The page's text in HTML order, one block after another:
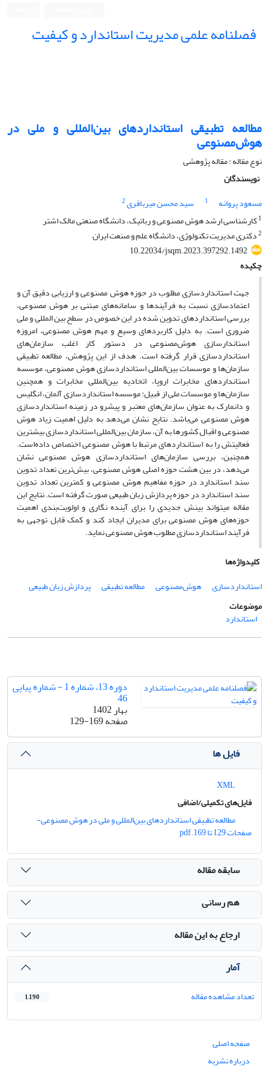
فصلنامه علمی مدیریت استاندارد و کیفیت
مطالعه تطبیقی استانداردهای بین‌المللی و ملی در
هوش‌مصنوعی
نوع مقاله : مقاله پژوهشی
نویسندگان
مسعود پروانه
1 سید محسن میرباقری2
1کارشناسی ارشد هوش مصنوعی و رباتیک، دانشگاه صنعتی مالک اشتر
2دکتری مدیریت تکنولوژی، دانشگاه علم و صنعت ایران
10.22034/jsqm.2023.397292.1492
چکیده
جهت استانداردسازی مطلوب در حوزه هوش مصنوعی و ارزیابی دقیق آن و
اعتمادسازی نسبت به فرآیندها و سامانه‌های مبتنی بر هوش مصنوعی،
بررسی استانداردهای تدوین شده در این خصوص در سطح بین المللی و ملی
ضروری است. به دلیل کاربردهای وسیع و مهم هوش مصنوعی، امروزه
استاندارسازی هوش‌مصنوعی در دستور کار اغلب سازمان‌های
استانداردسازی قرار گرفته است. هدف از این پژوهش، مطالعه تطبیقی
سازمان‌ها و موسسات بین‌المللی استانداردسازی هوش مصنوعی، موسسه
استانداردهای مخابرات اروپا، اتحادیه بین‌المللی مخابرات و همچنین
سازمان‌ها و موسسات ملی از قبیل: موسسه استانداردسازی آلمان، انگلیس
و دانمارک به عنوان سازمان‌های معتبر و پیشرو در زمینه استانداردسازی
هوش مصنوعی می‌باشد. نتایح نشان می‌دهد به دلیل اهمیت زیاد هوش
مصنوعی و اقبال کشورها به آن، سازمان بین‌المللی استانداردسازی بیشترین
فعالیتش را به استانداردهای مرتبط با هوش مصنوعی اختصاص داده‌است.
همچنین، بررسی سازمان‌های استانداردسازی هوش مصنوعی نشان
می‌دهد، در بین هشت حوزه اصلی هوش مصنوعی، بیش‌ترین تعداد تدوین
سند استاندارد در حوزه مفاهیم هوش مصنوعی و کمترین تعداد تدوین
سند استاندارد در حوزه‌ پردازش زبان طبیعی صورت گرفته است. نتایج این
مقاله میتواند بینش جدیدی را برای آینده نگاری و اولویت‌بندی اهمیت
حوزه‌های هوش مصنوعی برای مدیران ایجاد کند و کمک قابل توجهی به
فرآیند استانداردسازی مطلوب هوش مصنوعی نماید.
کلیدواژه‌ها
استانداردسازی
هوش‌مصنوعی مطالعه تطبیقی
پردازش زبان طبیعی
موضوعات
استاندارد
دوره 13، شماره 1 - شماره پیاپی
46
بهار 1402
صفحه129-169
فایل ها
فایل‌های تکمیلی/اضافی
مطالعه تطبیقی استانداردهای بین‌المللی و ملی در هوش مصنوعی-
صفحات 129 تا 169.pdf
سابقه مقاله
هم رسانی
ارجاع به این مقاله
آمار
تعداد مشاهده مقاله 1,190
صفحه اصلی
درباره نشریه